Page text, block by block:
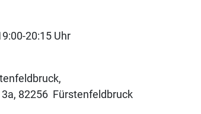
20:15 Uhr
82256 Fürstenfeldbruck